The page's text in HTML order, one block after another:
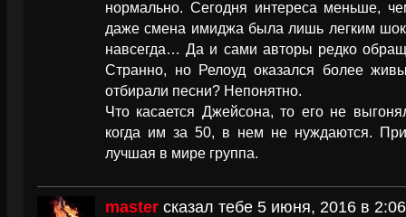
нормально. Сегодня интереса меньше,
даже смена имиджа была лишь легким
навсегда… Да и сами авторы редко
Странно, но Релоуд оказался более
отбирали песни? Непонятно.
Что касается Джейсона, то его не
когда им за 50, в нем не нуждаются.
лучшая в мире группа.
master сказал тебе 5 июня, 2016 в